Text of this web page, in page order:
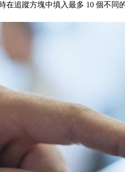
在追蹤方塊中填入最多 10 個不同